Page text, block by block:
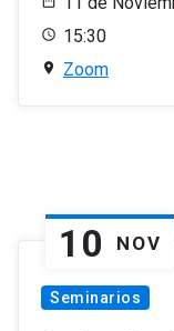
15:30
Zoom
10 NOV
Seminarios